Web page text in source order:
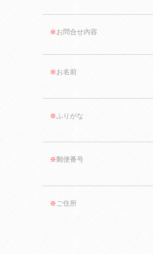
※ お問合せ内容
※ お名前
※ふりがな
※郵便番号
※ ご住所